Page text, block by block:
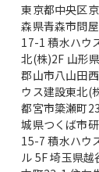
東京都中央区京橋1-10-
森県青森市問屋町1-13-
17-1 積水ハウス秋田支店同居 宮城県
北(株)2F 山形県山形市白山1-3-9 積水ハウス建設東北(株)山形事務所内 福島県
郡山市八山田西4-7 ベレオ
ウス建設東北(株)福島事務所2F 福島
都宮市簗瀬町2376 栃木県小山市東城南2-37-8 茨城県水戸市元
城県つくば市研究学園
15-7 積水ハウス(株)群馬支店3F 埼
ル 5F 埼玉県越谷市南越谷4-11-1 南越谷株竹ビル4F401号室 埼玉県川越市脇田